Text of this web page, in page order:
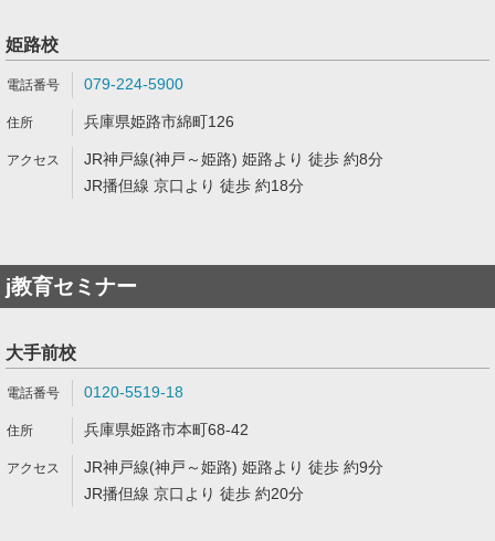
姫路校
079-224-5900
兵庫県姫路市綿町126
JR神戸線(神戸～姫路) 姫路より 徒歩 約8分
JR播但線 京口より 徒歩 約18分
j教育セミナー
大手前校
0120-5519-18
兵庫県姫路市本町68-42
JR神戸線(神戸～姫路) 姫路より 徒歩 約9分
JR播但線 京口より 徒歩 約20分